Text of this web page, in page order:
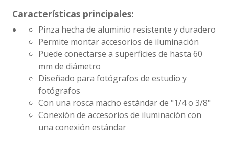
Características principales:
Pinza hecha de aluminio resistente y duradero
Permite montar accesorios de iluminación
Puede conectarse a superficies de hasta 60
mm de diámetro
Diseñado para fotógrafos de estudio y
fotógrafos
Con una rosca macho estándar de "1/4 o 3/8"
Conexión de accesorios de iluminación con
una conexión estándar